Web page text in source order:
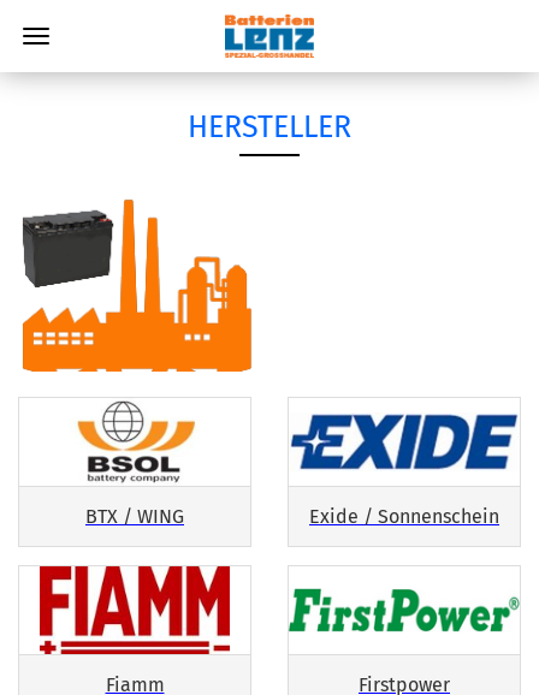
HERSTELLER
BTX / WING Exide / Sonnenschein
Fiamm Firstpower